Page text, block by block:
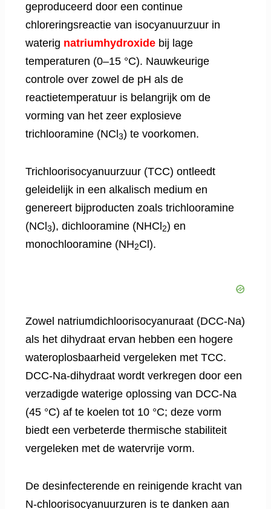
geproduceerd door een continue
chloreringsreactie van isocyanuurzuur in
waterig natriumhydroxide bij lage
temperaturen (0–15 °C). Nauwkeurige
controle over zowel de pH als de
reactietemperatuur is belangrijk om de
vorming van het zeer explosieve
trichlooramine (NCl 3) te voorkomen.
Trichloorisocyanuurzuur (TCC) ontleedt
geleidelijk in een alkalisch medium en
genereert bijproducten zoals trichlooramine
(NCl 3), dichlooramine (NHCl 2) en
monochlooramine (NH2Cl).
Zowel natriumdichloorisocyanuraat (DCC-Na)
als het dihydraat ervan hebben een hogere
wateroplosbaarheid vergeleken met TCC.
DCC-Na-dihydraat wordt verkregen door een
verzadigde waterige oplossing van DCC-Na
(45 °C) af te koelen tot 10 °C; deze vorm
biedt een verbeterde thermische stabiliteit
vergeleken met de watervrije vorm.
De desinfecterende en reinigende kracht van
N-chloorisocyanuurzuren is te danken aan